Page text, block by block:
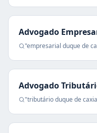
Advogado
"empresarial duque de
Advogado
"tributárioduque de